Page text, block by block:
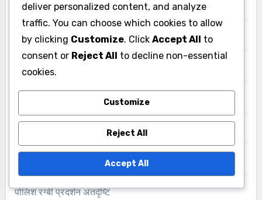
ग्रीस में रग्बी प्रदर्शन अंतर्दृष्टि
चेक रग्बी प्रदर्शन विश्लेषण
जर्मन रग्बी प्रदर्शन विश्लेषण
जापान में रग्बी प्रदर्शन मेट्रिक्स
तुर्की में रग्बी प्रदर्शन मेट्रिक्स
पुर्तगाल में रग्बी प्रदर्शन अंतर्दृष्टि
पोलिश रग्बी प्रदर्शन अंतर्दृष्टि
deliver personalized content, and analyze
traffic. You can choose which cookies to allow
by clicking Customize. Click Accept All to
consent or Reject All to decline non-essential
cookies.
Customize
Reject All
Accept All